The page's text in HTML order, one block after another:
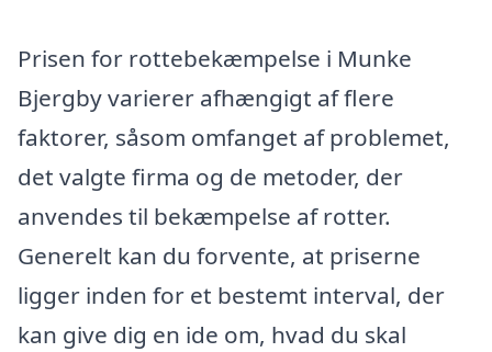
Prisen for rottebekæmpelse i Munke
Bjergby varierer afhængigt af flere
faktorer, såsom omfanget af problemet,
det valgte firma og de metoder, der
anvendes til bekæmpelse af rotter.
Generelt kan du forvente, at priserne
ligger inden for et bestemt interval, der
kan give dig en ide om, hvad du skal